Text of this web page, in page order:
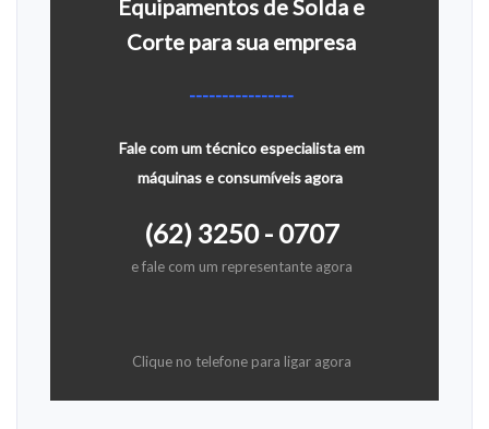
Equipamentos de Solda e
Corte para sua empresa
----------------
Fale com um técnico especialista em
máquinas e consumíveis agora
(62) 3250 - 0707
e fale com um representante agora
Clique no telefone para ligar agora